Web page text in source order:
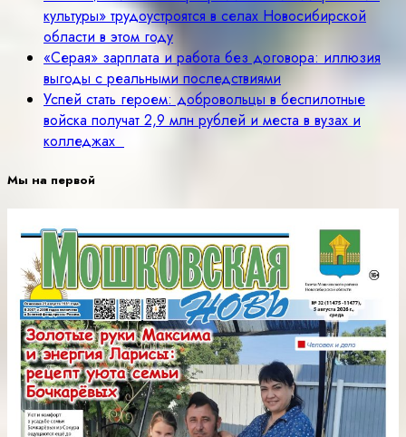
культуры» трудоустроятся в селах Новосибирской
области в этом году
«Серая» зарплата и работа без договора: иллюзия
выгоды с реальными последствиями
Успей стать героем: добровольцы в беспилотные
войска получат 2,9 млн рублей и места в вузах и
колледжах
Мы на первой